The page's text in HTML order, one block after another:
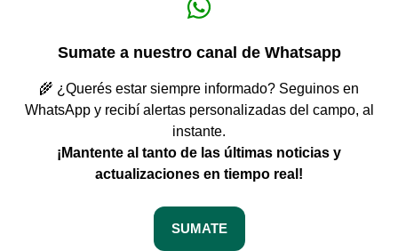
Sumate a nuestro canal de Whatsapp
🌾 ¿Querés estar siempre informado? Seguinos en
WhatsApp y recibí alertas personalizadas del campo, al
instante.
¡Mantente al tanto de las últimas noticias y
actualizaciones en tiempo real!
SUMATE